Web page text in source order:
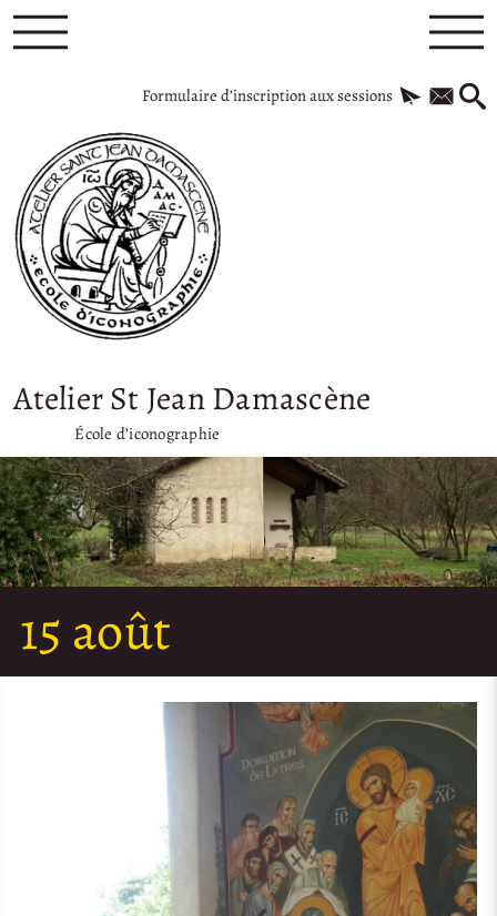
Formulaire d’inscription aux sessions
Atelier St Jean Damascène
École d’iconographie
15 août